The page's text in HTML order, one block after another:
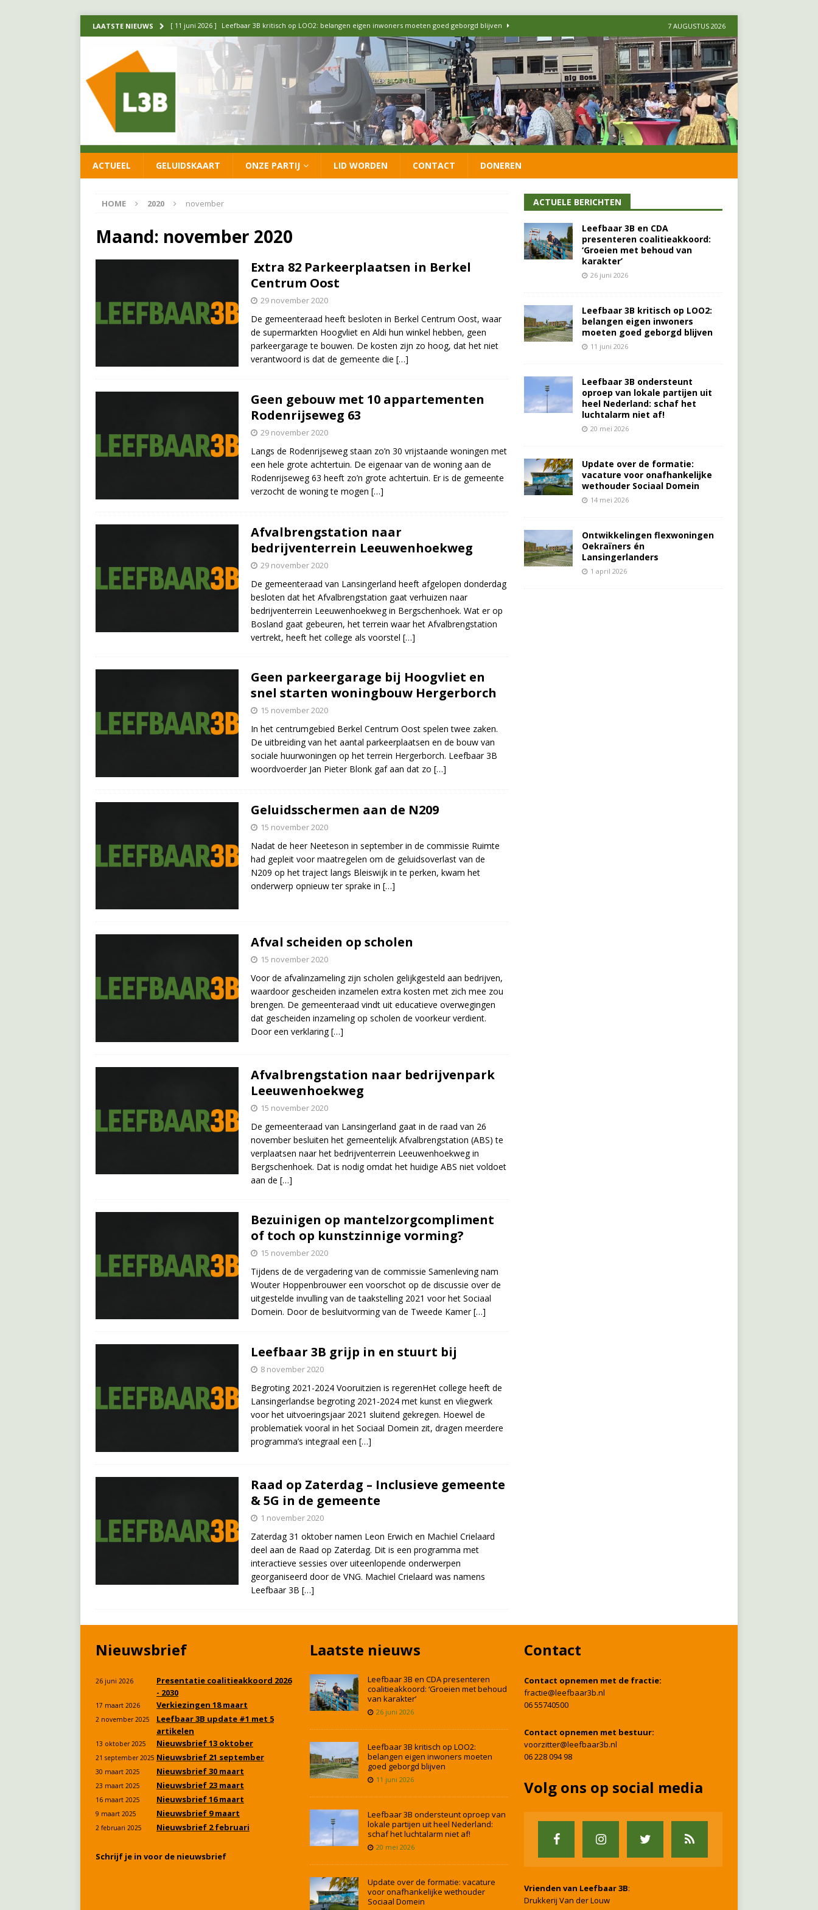
LAATSTE NIEUWS [ 11 juni 2026 ] Leefbaar 3B kritisch op LOO2: belangen eigen inwoners moeten goed geborgd blijven
[ 20 mei 2026 ] Leefbaar 3B ondersteunt oproep van lokale partijen uit heel Nederland: schaf het
luchtalarm niet af! FRACTIE
[ 14 mei 2026 ] Update over de formatie: vacature voor onafhankelijke wethouder Sociaal Domein
[ 26 juni 2026 ] Leefbaar 3B en CDA presenteren coalitieakkoord: ‘Groeien met behoud van karakter’
7 AUGUSTUS 2026
ACTUEEL GELUIDSKAART ONZE PARTIJ LID WORDEN CONTACT DONEREN
HOME 2020 november
Maand: november 2020
Extra 82 Parkeerplaatsen in Berkel
Centrum Oost
29 november 2020
De gemeenteraad heeft besloten in Berkel Centrum Oost, waar
de supermarkten Hoogvliet en Aldi hun winkel hebben, geen
parkeergarage te bouwen. De kosten zijn zo hoog, dat het niet
verantwoord is dat de gemeente die […]
Geen gebouw met 10 appartementen
Rodenrijseweg 63
29 november 2020
Langs de Rodenrijseweg staan zo’n 30 vrijstaande woningen met
een hele grote achtertuin. De eigenaar van de woning aan de
Rodenrijseweg 63 heeft zo’n grote achtertuin. Er is de gemeente
verzocht de woning te mogen […]
Afvalbrengstation naar
bedrijventerrein Leeuwenhoekweg
29 november 2020
De gemeenteraad van Lansingerland heeft afgelopen donderdag
besloten dat het Afvalbrengstation gaat verhuizen naar
bedrijventerrein Leeuwenhoekweg in Bergschenhoek. Wat er op
Bosland gaat gebeuren, het terrein waar het Afvalbrengstation
vertrekt, heeft het college als voorstel […]
Geen parkeergarage bij Hoogvliet en
snel starten woningbouw Hergerborch
15 november 2020
In het centrumgebied Berkel Centrum Oost spelen twee zaken.
De uitbreiding van het aantal parkeerplaatsen en de bouw van
sociale huurwoningen op het terrein Hergerborch. Leefbaar 3B
woordvoerder Jan Pieter Blonk gaf aan dat zo […]
Geluidsschermen aan de N209
15 november 2020
Nadat de heer Neeteson in september in de commissie Ruimte
had gepleit voor maatregelen om de geluidsoverlast van de
N209 op het traject langs Bleiswijk in te perken, kwam het
onderwerp opnieuw ter sprake in […]
Afval scheiden op scholen
15 november 2020
Voor de afvalinzameling zijn scholen gelijkgesteld aan bedrijven,
waardoor gescheiden inzamelen extra kosten met zich mee zou
brengen. De gemeenteraad vindt uit educatieve overwegingen
dat gescheiden inzameling op scholen de voorkeur verdient.
Door een verklaring[…]
Afvalbrengstation naar bedrijvenpark
Leeuwenhoekweg
15 november 2020
De gemeenteraad van Lansingerland gaat in de raad van 26
november besluiten het gemeentelijk Afvalbrengstation (ABS) te
verplaatsen naar het bedrijventerrein Leeuwenhoekweg in
Bergschenhoek. Dat is nodig omdat het huidige ABS niet voldoet
aan de […]
Bezuinigen op mantelzorgcompliment
of toch op kunstzinnige vorming?
15 november 2020
Tijdens de de vergadering van de commissie Samenleving nam
Wouter Hoppenbrouwer een voorschot op de discussie over de
uitgestelde invulling van de taakstelling 2021 voor het Sociaal
Domein. Door de besluitvorming van de Tweede Kamer[…]
Leefbaar 3B grijp in en stuurt bij
8 november 2020
Begroting 2021-2024 Vooruitzien is regerenHet college heeft de
Lansingerlandse begroting 2021-2024 met kunst en vliegwerk
voor het uitvoeringsjaar 2021 sluitend gekregen. Hoewel de
problematiek vooral in het Sociaal Domein zit, dragen meerdere
programma’s integraal een […]
Raad op Zaterdag – Inclusieve gemeente
& 5G in de gemeente
1 november 2020
Zaterdag 31 oktober namen Leon Erwich en Machiel Crielaard
deel aan de Raad op Zaterdag. Dit is een programma met
interactieve sessies over uiteenlopende onderwerpen
georganiseerd door de VNG. Machiel Crielaard was namens
Leefbaar 3B […]
ACTUELE BERICHTEN
Leefbaar 3B en CDA
presenteren coalitieakkoord:
‘Groeien met behoud van
karakter’
26 juni 2026
Leefbaar 3B kritisch op LOO2:
belangen eigen inwoners
moeten goed geborgd blijven
11 juni 2026
Leefbaar 3B ondersteunt
oproep van lokale partijen uit
heel Nederland: schaf het
luchtalarm niet af!
20 mei 2026
Update over de formatie:
vacature voor onafhankelijke
wethouder Sociaal Domein
14 mei 2026
Ontwikkelingen flexwoningen
Oekraïners én
Lansingerlanders
1 april 2026
Nieuwsbrief
26 juni 2026
Presentatie coalitieakkoord 2026
- 2030
17 maart 2026 Verkiezingen 18 maart
2 november 2025
Leefbaar 3B update #1 met 5
artikelen
13 oktober 2025 Nieuwsbrief 13 oktober
21 september 2025 Nieuwsbrief 21 september
30 maart 2025 Nieuwsbrief 30 maart
23 maart 2025 Nieuwsbrief 23 maart
16 maart 2025 Nieuwsbrief 16 maart
9 maart 2025 Nieuwsbrief 9 maart
2 februari 2025 Nieuwsbrief 2 februari
Schrijf je in voor de nieuwsbrief
Laatste nieuws
Leefbaar 3B en CDA presenteren
coalitieakkoord: ‘Groeien met behoud
van karakter’
26 juni 2026
Leefbaar 3B kritisch op LOO2:
belangen eigen inwoners moeten
goed geborgd blijven
11 juni 2026
Leefbaar 3B ondersteunt oproep van
lokale partijen uit heel Nederland:
schaf het luchtalarm niet af!
20 mei 2026
Update over de formatie: vacature
voor onafhankelijke wethouder
Sociaal Domein
Contact
Contact opnemen met de fractie:
fractie@leefbaar3b.nl
06 55740500
Contact opnemen met bestuur:
voorzitter@leefbaar3b.nl
06 228 094 98
Volg ons op social media
Vrienden van Leefbaar 3B:
Drukkerij Van der Louw